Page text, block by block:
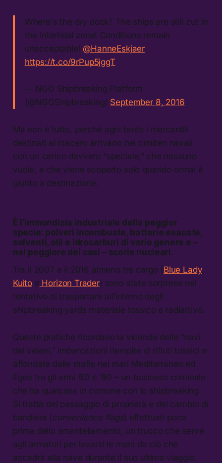
Where's the dry dock? The ships are still cut in
the intertidal zone! Conditions remain
unacceptable! @HanneEskjaer
https://t.co/9rPup5jggT
— NGO Shipbreaking Platform
(@NGOShipbreaking) September 8, 2016
Ma non è tutto, perché ogni tanto i mercantili
destinati al macero arrivano nei cimiteri navali
con un carico davvero “speciale,” che nessuno
vuole, e che viene scoperto solo quando ormai è
giunto a destinazione.
È l’immondizia industriale della peggior
specie: polveri incombuste, batterie esauste,
solventi, olii e idrocarburi di vario genere e –
nel peggiore dei casi – scorie nucleari.
Tra il 2007 e il 2016 almeno tre cargo (Blue Lady,
Kuitoe Horizon Trader) sono state sorprese nel
tentativo di trasportare all’interno degli
shipbreaking yards materiale tossico e radiattivo.
Queste pratiche ricordano la vicenda delle “navi
dei veleni,” imbarcazioni riempite di rifiuti tossici e
affondate dalle mafie nei mari Mediterraneo ed
Egeo tra gli anni ’60 e ’90 – un business criminale
che ha qualcosa in comune con lo shipbreaking.
Si tratta del passaggio di proprietà e del cambio di
bandiera (convenience flags) effettuati poco
prima dello smantellamento, un trucco che serve
agli armatori per lavarsi le mani da ciò che
accadrà alla nave durante il suo ultimo viaggio.